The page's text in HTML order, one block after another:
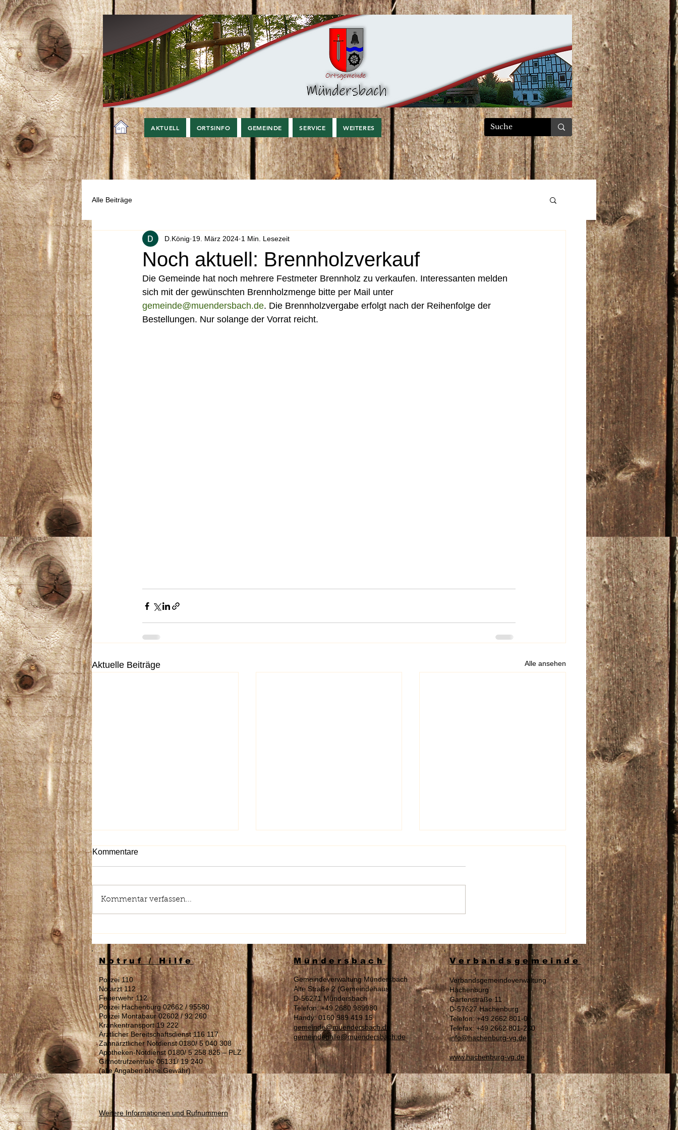
AKTUELL ORTSINFO GEMEINDE SERVICE WEITERES
Alle Beiträge
Noch aktuell: Brennholzverkauf
D.König 19. März 2024 1 Min. Lesezeit
Die Gemeinde hat noch mehrere Festmeter Brennholz zu verkaufen. Interessanten melden
sich mit der gewünschten Brennholzmenge bitte per Mail unter
gemeinde@muendersbach.de. Die Brennholzvergabe erfolgt nach der Reihenfolge der
Bestellungen. Nur solange der Vorrat reicht.
Aktuelle Beiträge Alle ansehen
gesucht
Westerwaldkreises
Tagespflege
Kommentare
Kommentar verfassen...
Notruf / Hilfe
Polizei 110
Notarzt 112
Feuerwehr 112
Polizei Hachenburg 02662 / 95580
Polizei Montabaur 02602 / 92 260
Krankentransport 19 222
Ärztlicher Bereitschaftsdienst 116 117
Zahnärztlicher Notdienst 0180/ 5 040 308
Apotheken-Notdienst 0180/ 5 258 825 – PLZ
Giftnotrufzentrale 06131/ 19 240
(alle Angaben ohne Gewähr)
Weitere Informationen und Rufnummern
Mündersbach
Gemeindeverwaltung Mündersbach
Alte Straße 2 (Gemeindehaus)
D-56271 Mündersbach
Telefon: +49 2680 989980
Handy: 0160 989 419 15
gemeinde@muendersbach.de
gemeindehalle@muendersbach.de
Verbandsgemeinde
Verbandsgemeindeverwaltung
Hachenburg
Gartenstraße 11
D-57627 Hachenburg
Telefon: +49 2662 801-0
Telefax: +49 2662 801-260
info@hachenburg-vg.de
www.hachenburg-vg.de